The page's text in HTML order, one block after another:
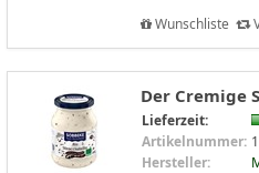
Wunschliste
Der Cremige
Lieferzeit:
Artikelnummer:
Hersteller: